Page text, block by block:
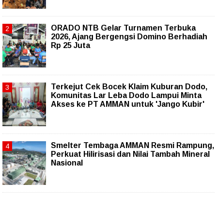
ORADO NTB Gelar Turnamen Terbuka
2026, Ajang Bergengsi Domino Berhadiah
Rp 25 Juta
Terkejut Cek Bocek Klaim Kuburan Dodo,
Komunitas Lar Leba Dodo Lampui Minta
Akses ke PT AMMAN untuk 'Jango Kubir'
Smelter Tembaga AMMAN Resmi Rampung,
Perkuat Hilirisasi dan Nilai Tambah Mineral
Nasional